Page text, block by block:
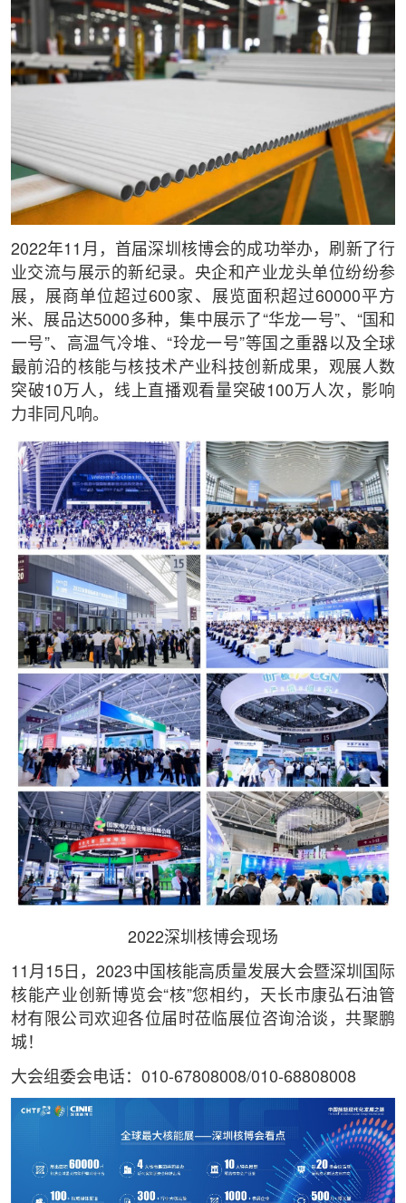
2022年11月，首届深圳核博会的成功举办，刷新了行
业交流与展示的新纪录。央企和产业龙头单位纷纷参
展，展商单位超过600家、展览面积超过60000平方
米、展品达5000多种，集中展示了“华龙一号”、“国和
一号”、高温气冷堆、“玲龙一号”等国之重器以及全球
最前沿的核能与核技术产业科技创新成果，观展人数
突破10万人，线上直播观看量突破100万人次，影响
力非同凡响。
2022深圳核博会现场
11月15日，2023中国核能高质量发展大会暨深圳国际
核能产业创新博览会“核”您相约，天长市康弘石油管
材有限公司欢迎各位届时莅临展位咨询洽谈，共聚鹏
城！
大会组委会电话：010-67808008/010-68808008